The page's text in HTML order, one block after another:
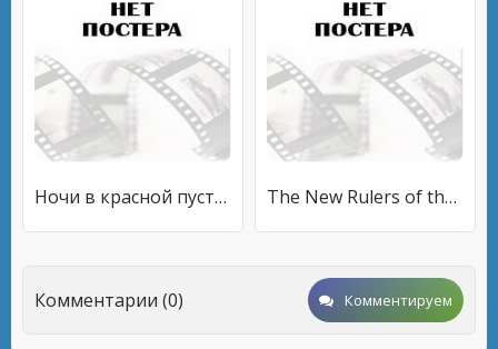
Ночи в красной пустыне: Создание фильма «Призраки Марса» The New Rulers of the World
Комментарии (0) Комментируем